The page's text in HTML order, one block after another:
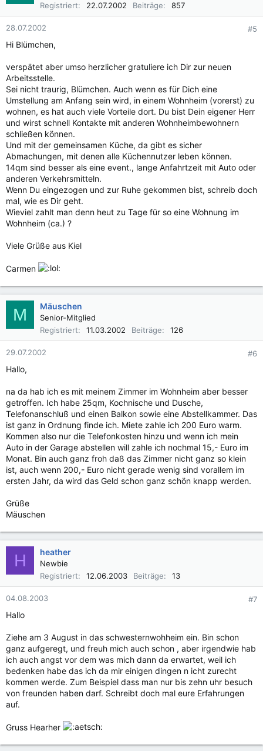
Registriert
22.07.2002 Beiträge 857
28.07.2002 #5
Hi Blümchen,
verspätet aber umso herzlicher gratuliere ich Dir zur neuen
Arbeitsstelle.
Sei nicht traurig, Blümchen. Auch wenn es für Dich eine
Umstellung am Anfang sein wird, in einem Wohnheim (vorerst) zu
wohnen, es hat auch viele Vorteile dort. Du bist Dein eigener Herr
und wirst schnell Kontakte mit anderen Wohnheimbewohnern
schließen können.
Und mit der gemeinsamen Küche, da gibt es sicher
Abmachungen, mit denen alle Küchennutzer leben können.
14qm sind besser als eine event., lange Anfahrtzeit mit Auto oder
anderen Verkehrsmitteln.
Wenn Du eingezogen und zur Ruhe gekommen bist, schreib doch
mal, wie es Dir geht.
Wieviel zahlt man denn heut zu Tage für so eine Wohnung im
Wohnheim (ca.) ?
Viele Grüße aus Kiel
Carmen
M Mäuschen
Senior-Mitglied
Registriert
11.03.2002 Beiträge 126
29.07.2002 #6
Hallo,
na da hab ich es mit meinem Zimmer im Wohnheim aber besser
getroffen. Ich habe 25qm, Kochnische und Dusche,
Telefonanschluß und einen Balkon sowie eine Abstellkammer. Das
ist ganz in Ordnung finde ich. Miete zahle ich 200 Euro warm.
Kommen also nur die Telefonkosten hinzu und wenn ich mein
Auto in der Garage abstellen will zahle ich nochmal 15,- Euro im
Monat. Bin auch ganz froh daß das Zimmer nicht ganz so klein
ist, auch wenn 200,- Euro nicht gerade wenig sind vorallem im
ersten Jahr, da wird das Geld schon ganz schön knapp werden.
Grüße
Mäuschen
H heather
Newbie
Registriert
12.06.2003 Beiträge 13
04.08.2003 #7
Hallo
Ziehe am 3 August in das schwesternwohheim ein. Bin schon
ganz aufgeregt, und freuh mich auch schon , aber irgendwie hab
ich auch angst vor dem was mich dann da erwartet, weil ich
bedenken habe das ich da mir einigen dingen n icht zurecht
kommen werde. Zum Beispiel dass man nur bis zehn uhr besuch
von freunden haben darf. Schreibt doch mal eure Erfahrungen
auf.
Gruss Hearher